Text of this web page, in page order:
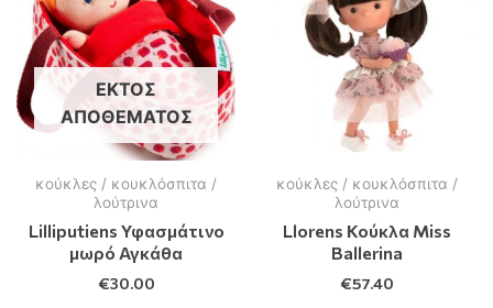
ΕΚΤΌΣ
ΑΠΟΘΈΜΑΤΟΣ
κούκλες / κουκλόσπιτα /
λούτρινα
Lilliputiens Υφασμάτινο
μωρό Αγκάθα
€30.00
κούκλες / κουκλόσπιτα /
λούτρινα
Llorens Κούκλα Miss
Ballerina
€57.40